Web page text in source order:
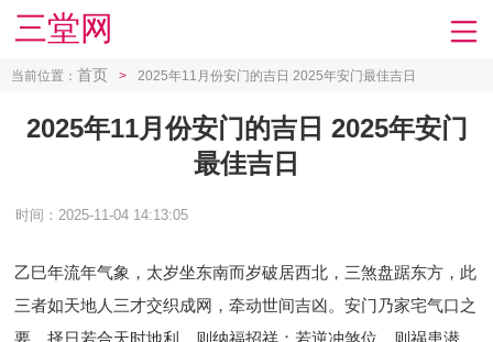
三堂网
当前位置： 首页 > 2025年11月份安门的吉日 2025年安门最佳吉日
2025年11月份安门的吉日 2025年安门
最佳吉日
时间：2025-11-04 14:13:05
乙巳年流年气象，太岁坐东南而岁破居西北，三煞盘踞东方，此
三者如天地人三才交织成网，牵动世间吉凶。安门乃家宅气口之